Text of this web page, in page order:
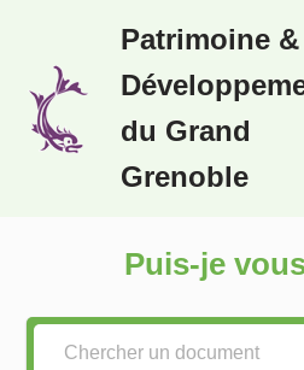
au
contenu
Patrimoine &
du Grand
Grenoble
Puis-je